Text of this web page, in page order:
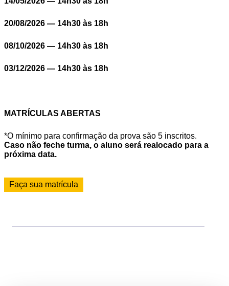
20/08/2026 — 14h30 às 18h
08/10/2026 — 14h30 às 18h
03/12/2026 — 14h30 às 18h
MATRÍCULAS ABERTAS
*O mínimo para confirmação da prova são 5 inscritos.
Caso não feche turma, o aluno será realocado para a
próxima data.
Faça sua matrícula